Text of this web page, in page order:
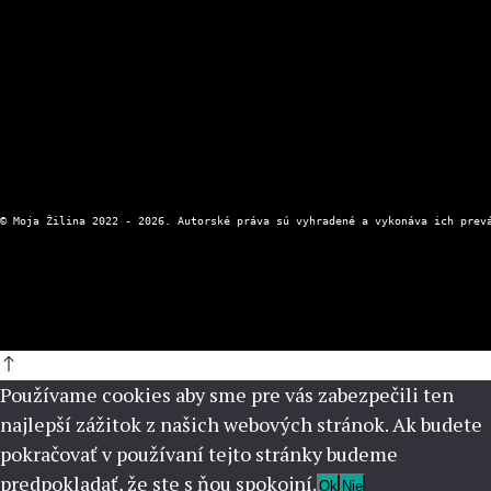
Používame cookies aby sme pre vás zabezpečili ten
najlepší zážitok z našich webových stránok. Ak budete
pokračovať v používaní tejto stránky budeme
predpokladať, že ste s ňou spokojní. Ok Nie